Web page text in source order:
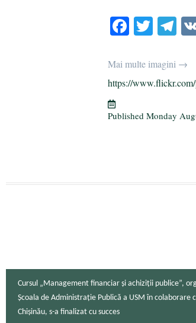
Fa
bo
ok
T
tte
r
Te
gr
a
Mai multe imagini →
https://
Published Monday
Cursul „Management financiar și achiziții publice”,
Școala de Administrație Publică a USM în colaborare
Chișinău, s-a finalizat cu succes